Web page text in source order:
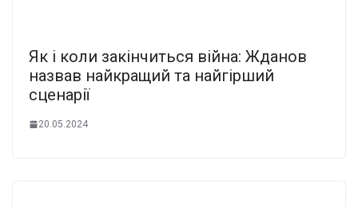
Як і коли закiнчиться вiйна: Жданов
назвав найкpащий та найгіpший
сценаpії
20.05.2024